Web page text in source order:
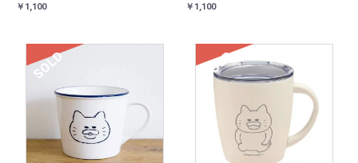
￥1,100 ￥1,100
SOLD SOLD